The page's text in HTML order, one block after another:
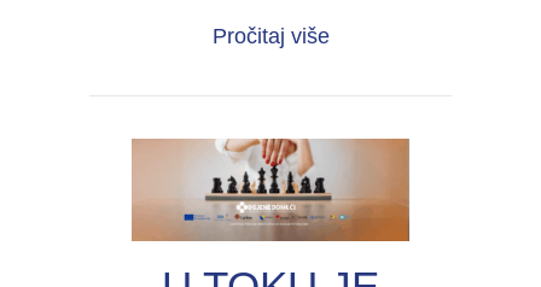
Pročitaj višeabout UNIJА